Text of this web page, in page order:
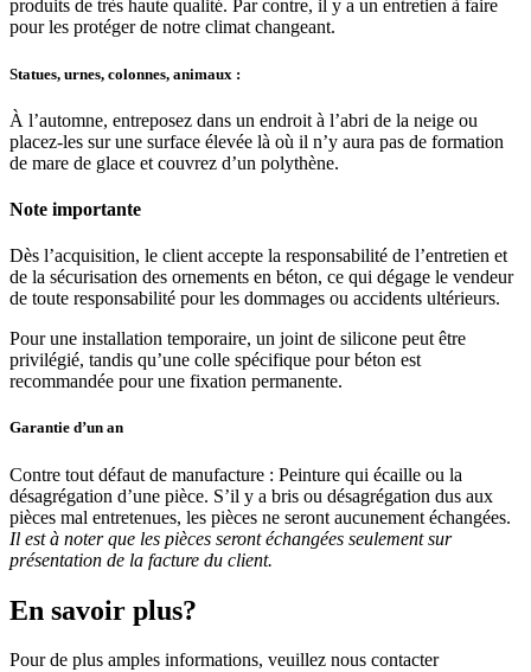
produits de très haute qualité. Par contre, il y a un entretien à faire
pour les protéger de notre climat changeant.
Statues, urnes, colonnes, animaux :
À l’automne, entreposez dans un endroit à l’abri de la neige ou
placez-les sur une surface élevée là où il n’y aura pas de formation
de mare de glace et couvrez d’un polythène.
Note importante
Dès l’acquisition, le client accepte la responsabilité de l’entretien et
de la sécurisation des ornements en béton, ce qui dégage le vendeur
de toute responsabilité pour les dommages ou accidents ultérieurs.
Pour une installation temporaire, un joint de silicone peut être
privilégié, tandis qu’une colle spécifique pour béton est
recommandée pour une fixation permanente.
Garantie d’un an
Contre tout défaut de manufacture : Peinture qui écaille ou la
désagrégation d’une pièce. S’il y a bris ou désagrégation dus aux
pièces mal entretenues, les pièces ne seront aucunement échangées.
Il est à noter que les pièces seront échangées seulement sur
présentation de la facture du client.
En savoir plus?
Pour de plus amples informations, veuillez nous contacter